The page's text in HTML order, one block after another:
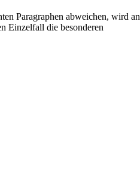
Paragraphen abweichen, wird an
Einzelfall die besonderen